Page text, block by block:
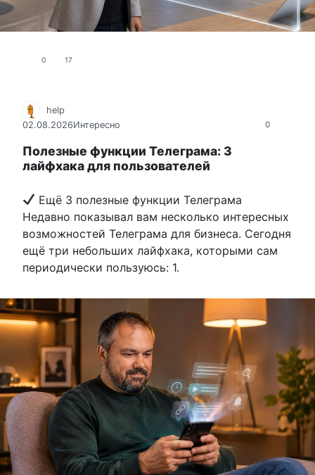
0 17
0
help
02.08.2026Интересно
Полезные функции Телеграма: 3
лайфхака для пользователей
Ещё 3 полезные функции Телеграма
Недавно показывал вам несколько интересных
возможностей Телеграма для бизнеса. Сегодня
ещё три небольших лайфхака, которыми сам
периодически пользуюсь: 1.